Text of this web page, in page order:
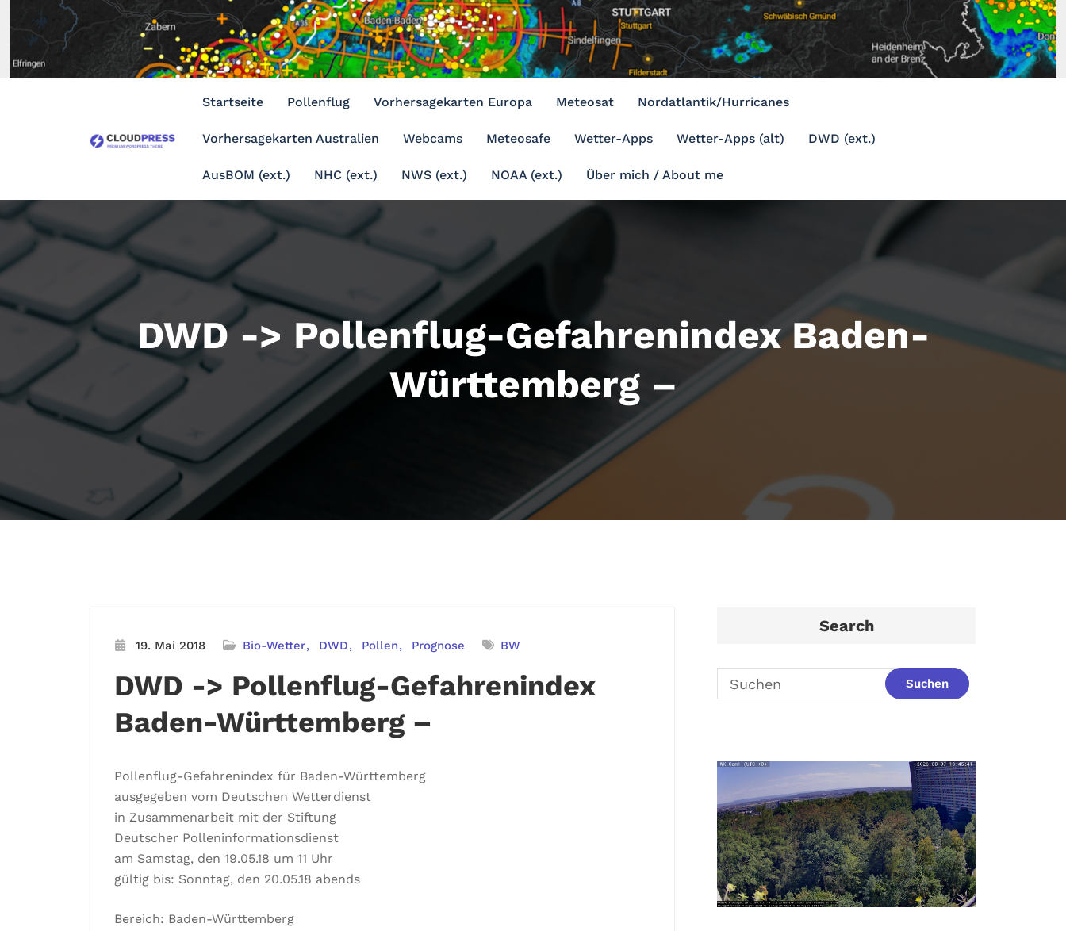
Inhalt
springen
Startseite Pollenflug Vorhersagekarten Europa Meteosat Nordatlantik/Hurricanes
Vorhersagekarten Australien Webcams Meteosafe Wetter-Apps Wetter-Apps (alt) DWD (ext.)
AusBOM (ext.) NHC (ext.) NWS (ext.) NOAA (ext.) Über mich / About me
DWD -> Pollenflug-Gefahrenindex Baden-
Württemberg –
19. Mai 2018 Bio-Wetter DWD Pollen Prognose BW
DWD -> Pollenflug-Gefahrenindex
Baden-Württemberg –
Pollenflug-Gefahrenindex für Baden-Württemberg
ausgegeben vom Deutschen Wetterdienst
in Zusammenarbeit mit der Stiftung
Deutscher Polleninformationsdienst
am Samstag, den 19.05.18 um 11 Uhr
gültig bis: Sonntag, den 20.05.18 abends
Bereich: Baden-Württemberg
Search